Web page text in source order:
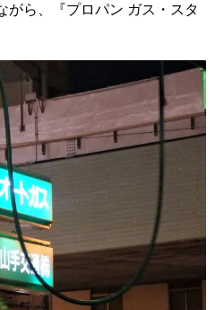
がら、『プロパン ガス・スタ